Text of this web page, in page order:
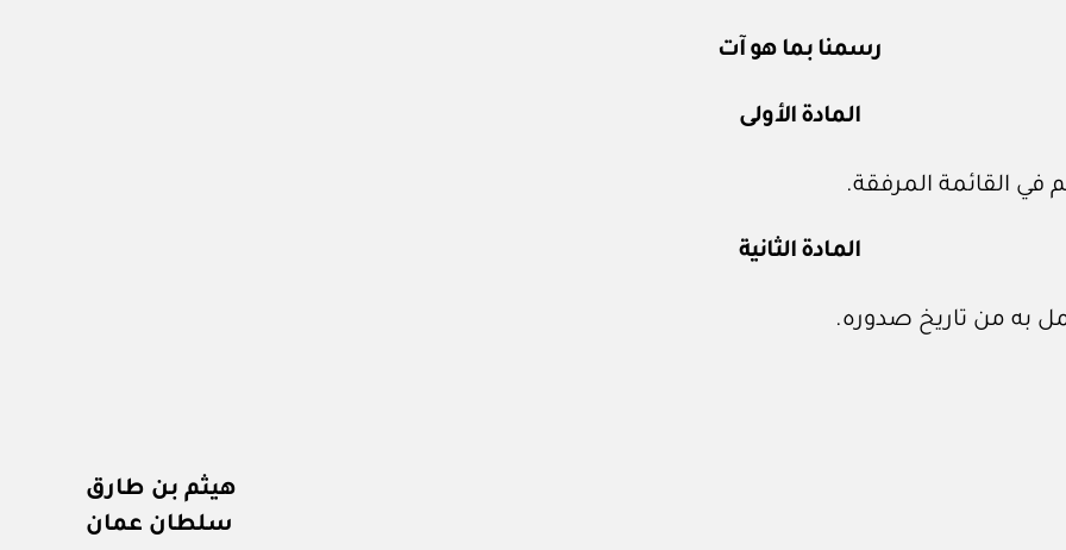
رسمنا بما هو آت
المادة الأولى
في القائمة المرفقة.
المادة الثانية
به من تاريخ صدوره.
هيثم بن طارق
سلطان عمان